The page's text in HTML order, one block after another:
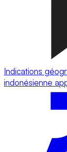
Indications
indonésienne